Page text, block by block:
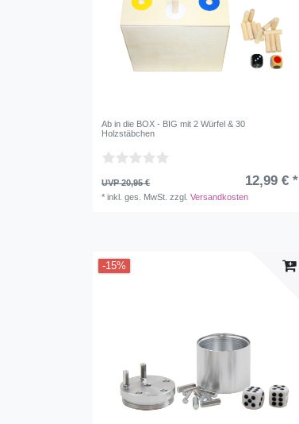
Ab in die BOX - BIG mit 2 Würfel & 30
Holzstäbchen
UVP 20,95 € 12,99 € *
*inkl. ges. MwSt. zzgl.Versandkosten
-15%